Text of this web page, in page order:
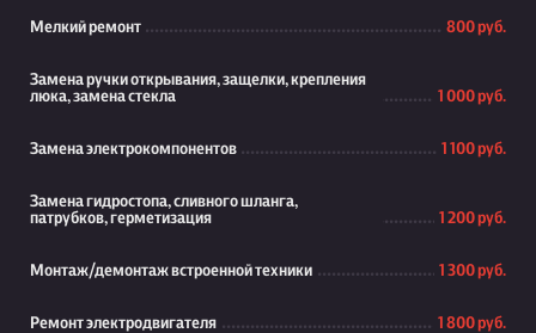
Мелкий ремонт 800 руб.
Замена ручки открывания, защелки, крепления
люка, замена стекла
1 000 руб.
Замена электрокомпонентов 1 100 руб.
Замена гидростопа, сливного шланга,
патрубков, герметизация
1 200 руб.
Монтаж/демонтаж встроенной техники 1 300 руб.
Ремонт электродвигателя 1 800 руб.